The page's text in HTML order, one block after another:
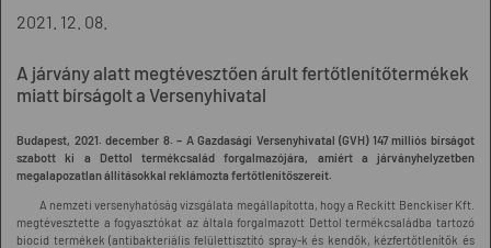
2021. 12. 08.
A járvány alatt megtévesztően árult fertőtlenítőtermékek
miatt bírságolt a Versenyhivatal
Budapest, 2021. december 8. – A Gazdasági Versenyhivatal (GVH) 147 milliós bírságot
szabott ki a Dettol termékcsalád forgalmazójára, amiért a járványhelyzetben
megalapozatlan állításokkal reklámozta fertőtlenítőszereit.
A nemzeti versenyhatóság vizsgálata megállapította, hogy a Reckitt Benckiser Kft.
megtévesztette a fogyasztókat az általa forgalmazott Dettol termékcsaládba tartozó
biocid termékek (antibakteriális felülettisztító spray-k és kendők, kézfertőtlenítők és